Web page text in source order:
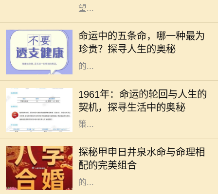
望...
命运中的五条命，哪一种最为
珍贵？探寻人生的奥秘
在人生的旅途中，我们每个人都在不
断探索自身的命运，而命运通常被视
为未知而神秘。在中国文化中，“五
条命”是一个富有哲理性的概念，指
的...
1961年：命运的轮回与人生的
契机，探寻生活中的奥秘
1961年，这是一个在历史长河中略显
平淡却又值得我们深思的年份。在这
一年，许多人经历了生命中的重大转
折，也采取了改变人生方向的重要决
策...
探秘甲申日井泉水命与命理相
配的完美组合
在庞大的命理学世界中，甲申日井泉
水命是其中的一颗璀璨明珠。它所象
征的内涵和特质，使得它在众多命格
中拥有独特的魅力和影响力。命理学
的...
在命理学中，不同命格之间的相互关